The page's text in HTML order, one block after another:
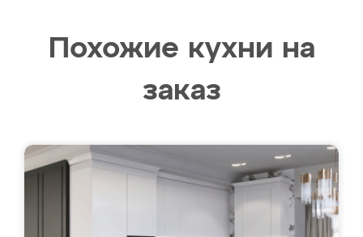
Похожие кухни на
заказ